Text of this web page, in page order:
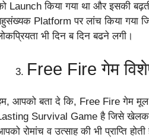
Launch किया गया था और इसकी
Platform पर लांच किया गया
भी दिन ब दिन बढने लगी।
Free Fire गेम
आपको बता दे कि, Free Fire गेम
Survival Game है जिसे
रोमांच व उत्साह की भी प्राप्ति